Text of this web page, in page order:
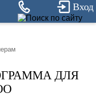
Вход
ДЛЯ